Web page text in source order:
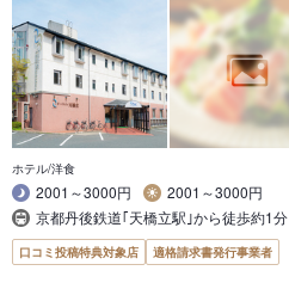
ホテル/洋食
2001～3000円
2001～3000円
京都丹後鉄道｢天橋立駅｣から徒歩約1分
口コミ投稿特典対象店 適格請求書発行事業者